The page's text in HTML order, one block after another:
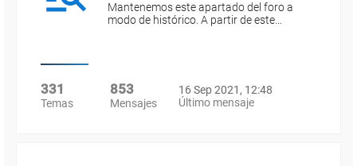
Mantenemos este apartado del foro a
modo de histórico. A partir de este…
331
Temas
853
Mensajes
16 Sep 2021, 12:48
Último mensaje